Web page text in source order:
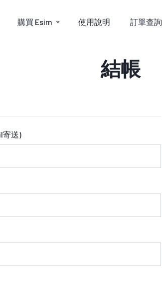
購買 Esim 使用說明 訂單查詢
結帳
寄送)